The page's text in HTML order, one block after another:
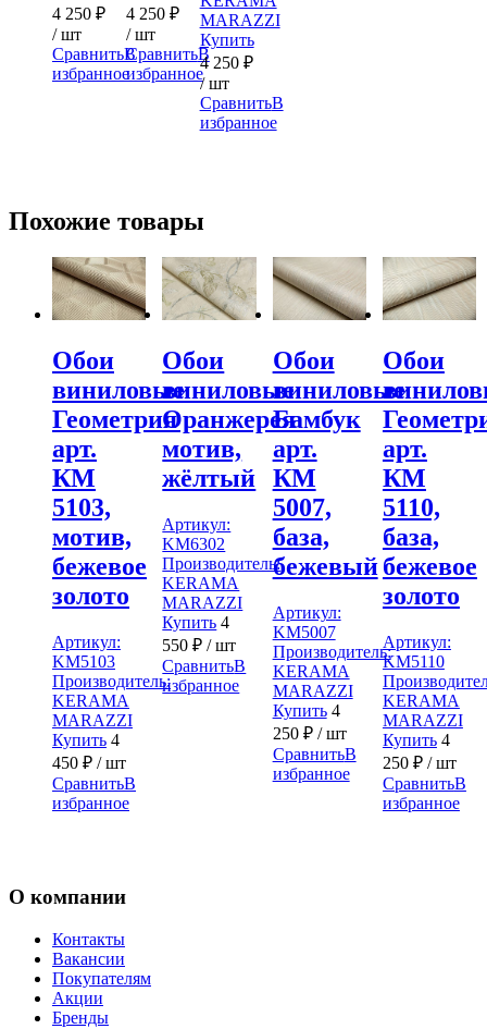
4 250 ₽
/ шт
СравнитьВ
избранное
4 250 ₽
/ шт
СравнитьВ
избранное
MARAZZI
Купить
4 250 ₽
/ шт
СравнитьВ
избранное
Похожие товары
Обои
виниловые
Геометрия
арт.
КМ
5103,
мотив,
бежевое
золото
Артикул:
KM5103
Производитель:
KERAMA
MARAZZI
Купить 4
450 ₽ / шт
СравнитьВ
избранное
Обои
виниловые
Оранжерея
мотив,
жёлтый
Артикул:
KM6302
Производитель:
KERAMA
MARAZZI
Купить 4
550₽ / шт
СравнитьВ
избранное
Обои
виниловые
Бамбук
арт.
КМ
5007,
база,
бежевый
Артикул:
KM5007
Производитель:
KERAMA
MARAZZI
Купить 4
250 ₽/ шт
СравнитьВ
избранное
Обои
арт.
КМ
5110,
база,
бежевое
золото
Артикул:
KM5110
KERAMA
MARAZZI
Купить 4
250 ₽/ шт
СравнитьВ
избранное
О компании
Контакты
Вакансии
Покупателям
Акции
Бренды